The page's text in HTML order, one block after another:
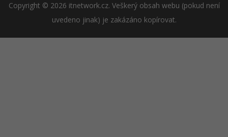
Copyright © 2026 itnetwork.cz. Veškerý obsah webu (pokud není
uvedeno jinak) je zakázáno kopírovat.